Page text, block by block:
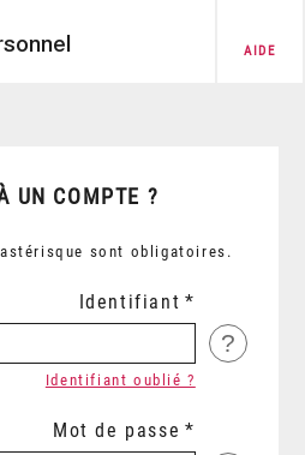
AIDE
UN COMPTE ?
astérisque sont obligatoires.
Identifiant
?
Identifiant oublié ?
Mot de passe